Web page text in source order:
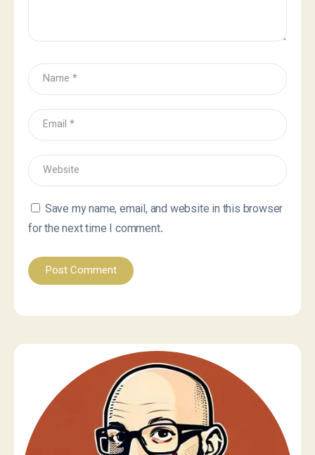
Save my name, email, and website in this browser
for the next time I comment.